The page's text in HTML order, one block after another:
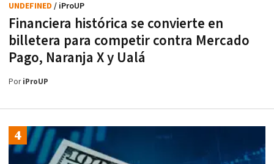
Financiera histórica se convierte en
billetera para competir contra Mercado
Pago, Naranja X y Ualá
UNDEFINED / iProUP
PoriProUP